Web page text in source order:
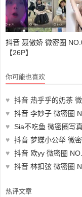
抖音 聂傲娇 微密圈
【26P】
你可能也喜欢
♥ 抖音 热乎乎的奶茶
♥ 抖音 李妙子 微密圈
♥ Sia不吃鱼 微密圈写
♥ 抖音 梦蝶小公举 微
♥ 抖音 欧yy 微密圈
♥ 抖音 林扣弦 微密圈
热评文章